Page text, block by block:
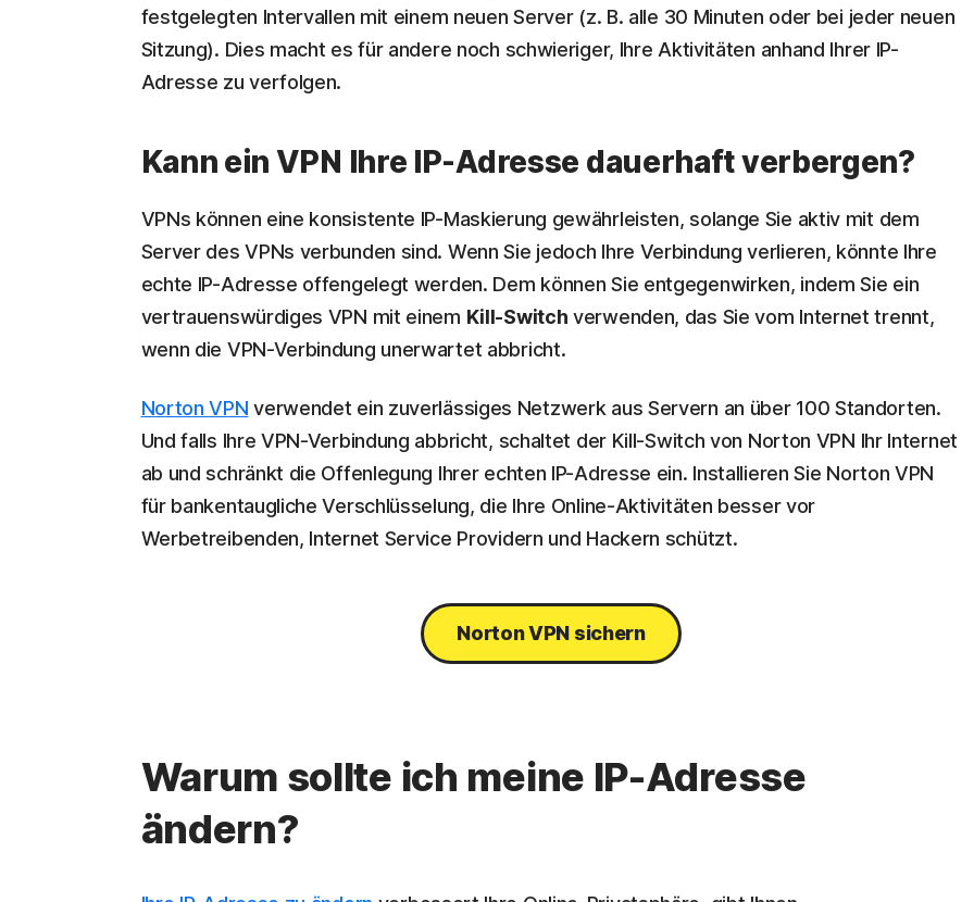
festgelegten Intervallen mit einem neuen Server (z. B. alle 30 Minuten oder bei jeder neuen
Sitzung). Dies macht es für andere noch schwieriger, Ihre Aktivitäten anhand Ihrer IP-
Adresse zu verfolgen.
Kann ein VPN Ihre IP-Adresse dauerhaft verbergen?
VPNs können eine konsistente IP-Maskierung gewährleisten, solange Sie aktiv mit dem
Server des VPNs verbunden sind. Wenn Sie jedoch Ihre Verbindung verlieren, könnte Ihre
echte IP-Adresse offengelegt werden. Dem können Sie entgegenwirken, indem Sie ein
vertrauenswürdiges VPN mit einem Kill-Switch verwenden, das Sie vom Internet trennt,
wenn die VPN-Verbindung unerwartet abbricht.
Norton VPN verwendet ein zuverlässiges Netzwerk aus Servern an über 100 Standorten.
Und falls Ihre VPN-Verbindung abbricht, schaltet der Kill-Switch von Norton VPN Ihr Internet
ab und schränkt die Offenlegung Ihrer echten IP-Adresse ein. Installieren Sie Norton VPN
für bankentaugliche Verschlüsselung, die Ihre Online-Aktivitäten besser vor
Werbetreibenden, Internet Service Providern und Hackern schützt.
Norton VPN sichern
Warum sollte ich meine IP-Adresse
ändern?